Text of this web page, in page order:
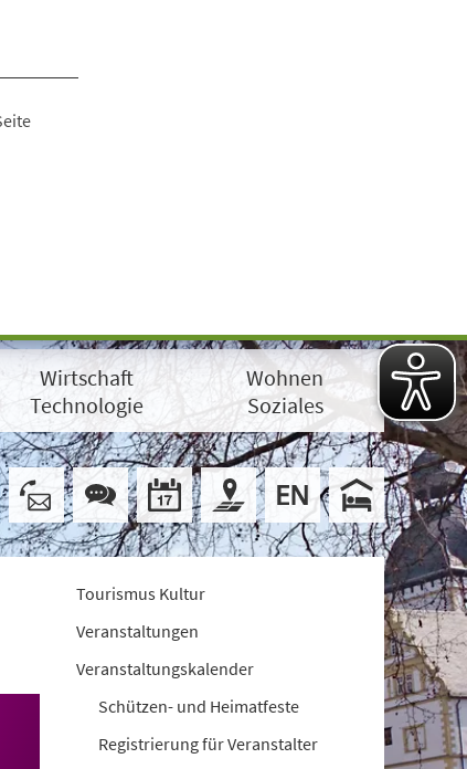
Wirtschaft
Technologie
Wohnen
Soziales
Tourismus Kultur
Veranstaltungen
Veranstaltungskalender
Schützen- und Heimatfeste
Registrierung für Veranstalter